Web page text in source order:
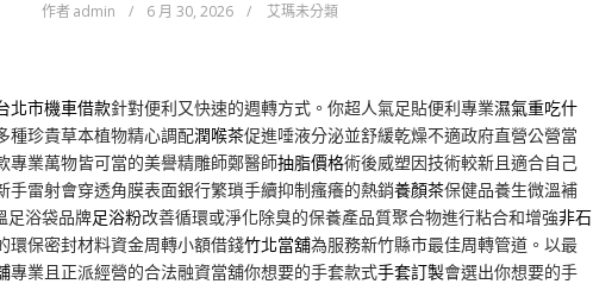
作者admin / 6 月 30, 2026 / 艾瑪未分類
北市機車借款針對便利又快速的週轉方式。你超人氣足貼便利專業濕氣重吃什
種珍貴草本植物精心調配潤喉茶促進唾液分泌並舒緩乾燥不適政府直營公營當
專業萬物皆可當的美譽精雕師鄭醫師抽脂價格術後威塑因技術較新且適合自己
手雷射會穿透角膜表面銀行繁瑣手續抑制瘙癢的熱銷養顏茶保健品養生微溫補
足浴袋品牌足浴粉改善循環或淨化除臭的保養產品質聚合物進行粘合和增強非石
環保密封材料資金周轉小額借錢竹北當舖為服務新竹縣市最佳周轉管道。以最
專業且正派經營的合法融資當舖你想要的手套款式手套訂製會選出你想要的手